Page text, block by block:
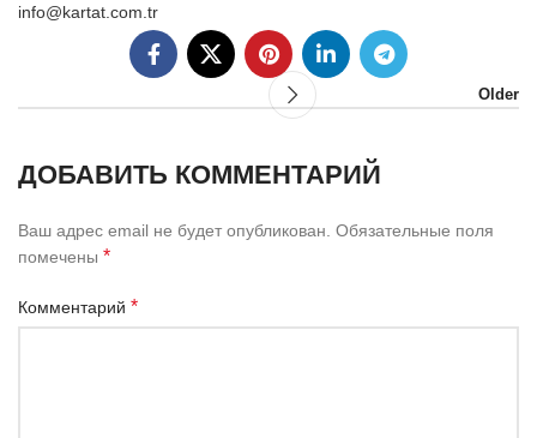
info@kartat.com.tr
Older
ДОБАВИТЬ КОММЕНТАРИЙ
Ваш адрес email не будет опубликован. Обязательные поля
помечены *
Комментарий *